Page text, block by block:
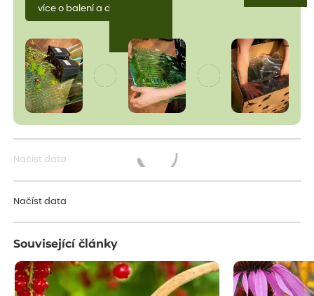
více o balení a dopravě
Načíst data
Načíst data
Související články